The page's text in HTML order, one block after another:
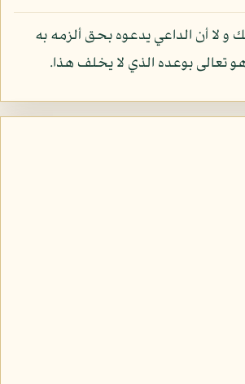
و لا أن الداعي يدعوه بحق ألزمه به
تعالى بوعده الذي لا يخلف هذا.